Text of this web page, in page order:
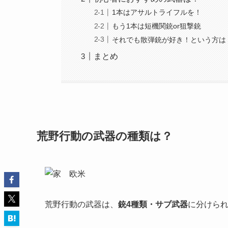
1本はアサルトライフルを！
もう1本は短機関銃or狙撃銃
それでも散弾銃が好き！という方は
まとめ
荒野行動の武器の種類は？
荒野行動の武器は、 銃4種類・サブ武器に分けら